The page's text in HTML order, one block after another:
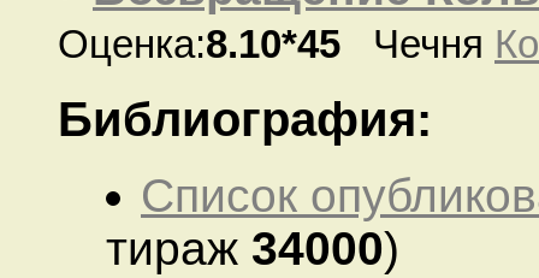
Оценка:8.10*45 Чечня
Библиография:
Список
тираж 34000)